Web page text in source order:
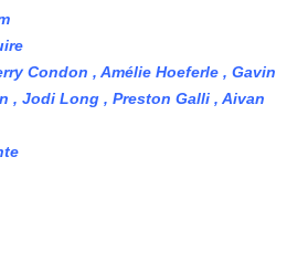
Condon , Amélie Hoeferle , Gavin
, Jodi Long , Preston Galli , Aivan